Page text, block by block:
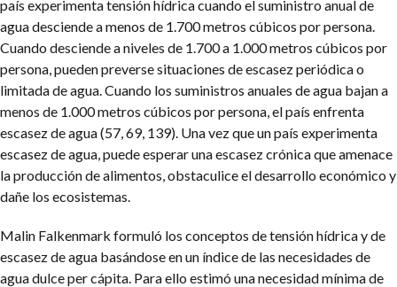
país experimenta tensión hídrica cuando el suministro anual de
agua desciende a menos de 1.700 metros cúbicos por persona.
Cuando desciende a niveles de 1.700 a 1.000 metros cúbicos por
persona, pueden preverse situaciones de escasez periódica o
limitada de agua. Cuando los suministros anuales de agua bajan a
menos de 1.000 metros cúbicos por persona, el país enfrenta
escasez de agua (57, 69, 139). Una vez que un país experimenta
escasez de agua, puede esperar una escasez crónica que amenace
la producción de alimentos, obstaculice el desarrollo económico y
dañe los ecosistemas.
Malin Falkenmark formuló los conceptos de tensión hídrica y de
escasez de agua basándose en un índice de las necesidades de
agua dulce per cápita. Para ello estimó una necesidad mínima de